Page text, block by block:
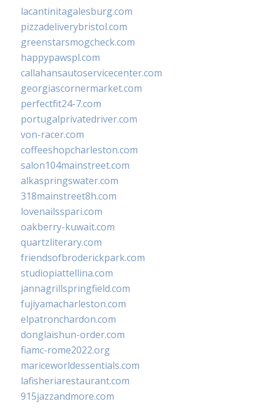
lacantinitagalesburg.com
pizzadeliverybristol.com
greenstarsmogcheck.com
happypawspl.com
callahansautoservicecenter.com
georgiascornermarket.com
perfectfit24-7.com
portugalprivatedriver.com
von-racer.com
coffeeshopcharleston.com
salon104mainstreet.com
alkaspringswater.com
318mainstreet8h.com
lovenailsspari.com
oakberry-kuwait.com
quartzliterary.com
friendsofbroderickpark.com
studiopiattellina.com
jannagrillspringfield.com
fujiyamacharleston.com
elpatronchardon.com
donglaishun-order.com
fiamc-rome2022.org
mariceworldessentials.com
lafisheriarestaurant.com
915jazzandmore.com